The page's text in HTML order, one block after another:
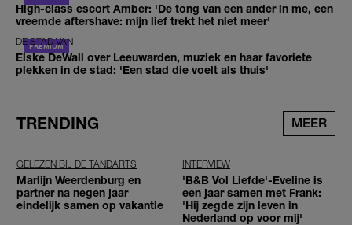
High-class escort Amber: 'De tong van een ander in me, een
vreemde aftershave: mijn lief trekt het niet meer'
DE STAD VAN
Elske DeWall over Leeuwarden, muziek en haar favoriete
plekken in de stad: 'Een stad die voelt als thuis'
TRENDING MEER
GELEZEN BIJ DE TANDARTS
Marlijn Weerdenburg en
partner na negen jaar
eindelijk samen op vakantie
INTERVIEW
'B&B Vol Liefde'-Eveline is
een jaar samen met Frank:
'Hij zegde zijn leven in
Nederland op voor mij'